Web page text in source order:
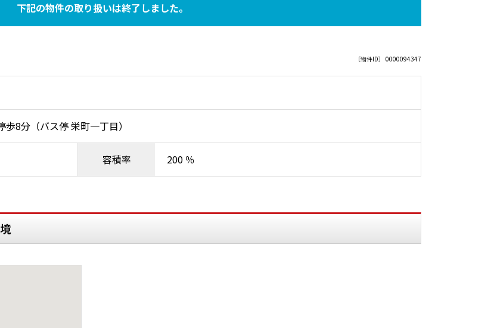
下記の物件の取り扱いは終了しました。
〔物件ID〕 0000094347
8分（バス停 栄町一丁目）
容積率 200 ％